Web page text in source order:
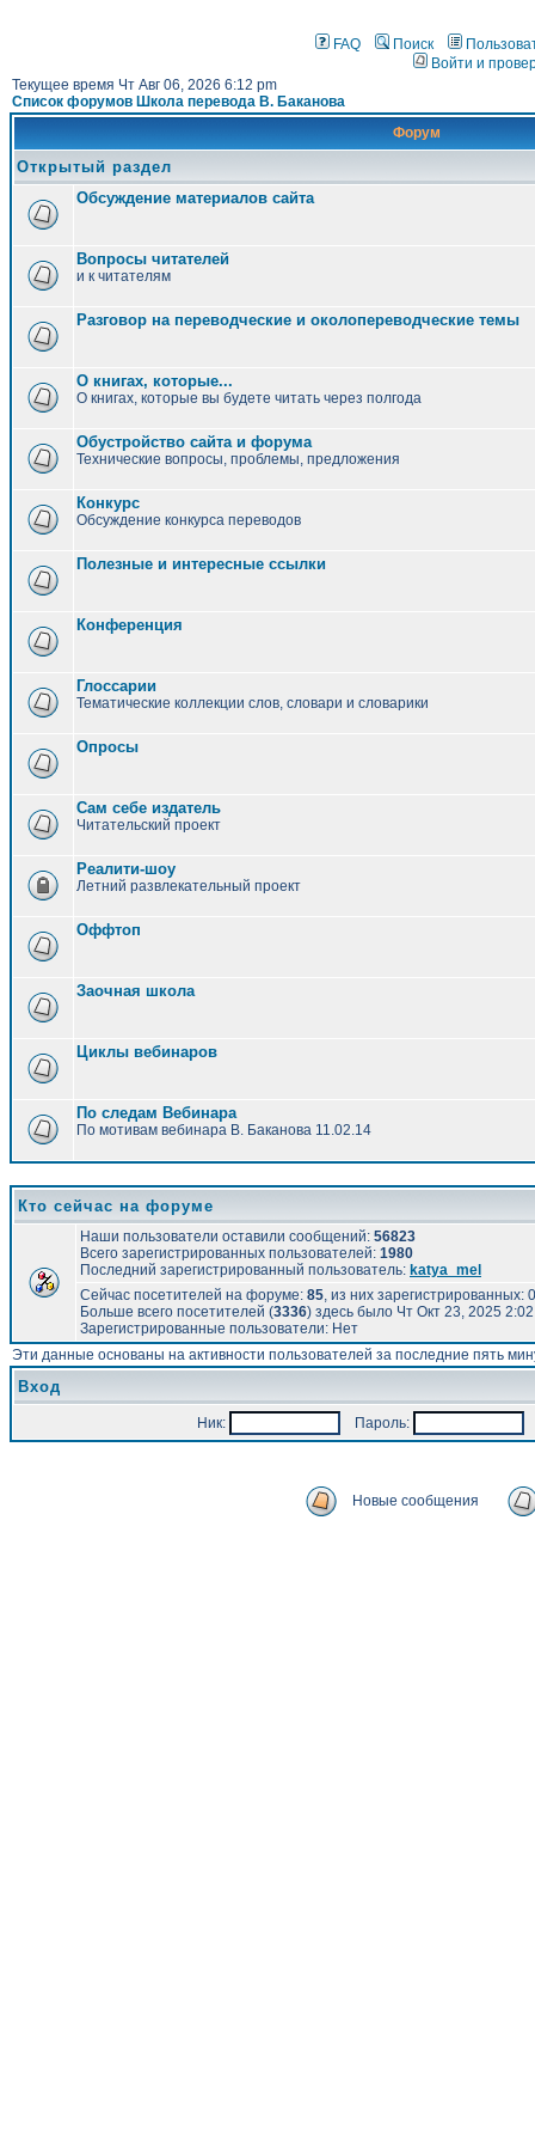
FAQ Поиск
Войти и
Текущее время Чт Авг 06, 2026 6:12 pm
Список форумов Школа перевода В. Баканова
Форум
Открытый раздел
Обсуждение материалов сайта
Вопросы читателей
и к читателям
Разговор на переводческие и околопереводческие темы
О книгах, которые...
О книгах, которые вы будете читать через полгода
Обустройство сайта и форума
Технические вопросы, проблемы, предложения
Конкурс
Обсуждение конкурса переводов
Полезные и интересные ссылки
Конференция
Глоссарии
Тематические коллекции слов, словари и словарики
Опросы
Сам себе издатель
Читательский проект
Реалити-шоу
Летний развлекательный проект
Оффтоп
Заочная школа
Циклы вебинаров
По следам Вебинара
По мотивам вебинара В. Баканова 11.02.14
Кто сейчас на форуме
Наши пользователи оставили сообщений: 56823
Всего зарегистрированных пользователей: 1980
Последний зарегистрированный пользователь: katya_mel
Сейчас посетителей на форуме: 85, из них
Больше всего посетителей (3336) здесь было Чт Окт 23, 2025
Зарегистрированные пользователи: Нет
Эти данные основаны на активности пользователей за последние пять
Вход
Ник: Пароль:
Новые сообщения